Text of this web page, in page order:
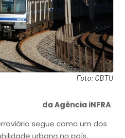
Foto: CBTU
da Agência iNFRA
segue como um dos
urbana no país,